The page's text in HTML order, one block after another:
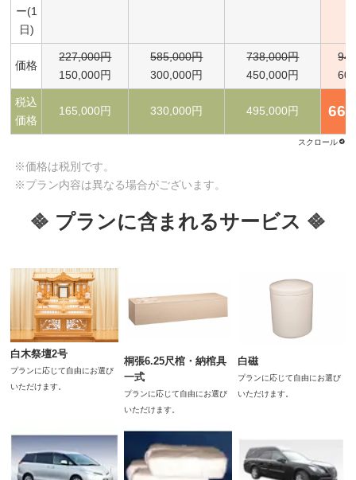
ー(1
日)
価格
227,000円
150,000円
585,000円
300,000円
738,000円
450,000円
税込
価格
165,000円 330,000円 495,000円
※価格は税別です。
※プラン内容は異なる場合がございます。
プランに含まれるサービス
白木祭壇2号
プランに応じて自由にお選び
いただけます。
桐張6.25尺棺・納棺具
一式
プランに応じて自由にお選び
いただけます。
白磁
プランに応じて自由にお選び
いただけます。